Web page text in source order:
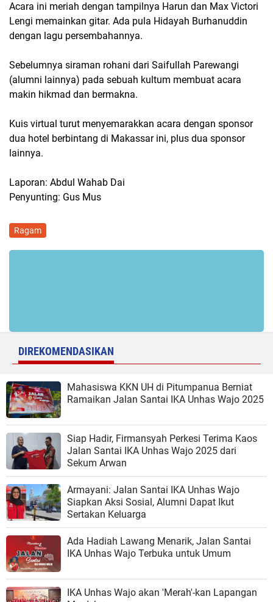
Acara ini meriah dengan tampilnya Harun dan Max Victori
Lengi memainkan gitar. Ada pula Hidayah Burhanuddin
dengan lagu persembahannya.
Sebelumnya siraman rohani dari Saifullah Parewangi
(alumni lainnya) pada sebuah kultum membuat acara
makin hikmad dan bermakna.
Kuis virtual turut menyemarakkan acara dengan sponsor
dua hotel berbintang di Makassar ini, plus dua sponsor
lainnya.
Laporan: Abdul Wahab Dai
Penyunting: Gus Mus
Ragam
DIREKOMENDASIKAN
Mahasiswa KKN UH di Pitumpanua Berniat
Ramaikan Jalan Santai IKA Unhas Wajo 2025
Siap Hadir, Firmansyah Perkesi Terima Kaos
Jalan Santai IKA Unhas Wajo 2025 dari
Sekum Arwan
Armayani: Jalan Santai IKA Unhas Wajo
Siapkan Aksi Sosial, Alumni Dapat Ikut
Sertakan Keluarga
Ada Hadiah Lawang Menarik, Jalan Santai
IKA Unhas Wajo Terbuka untuk Umum
IKA Unhas Wajo akan 'Merah'-kan Lapangan